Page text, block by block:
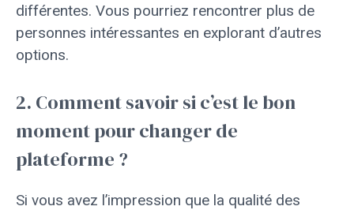
différentes. Vous pourriez rencontrer plus de
personnes intéressantes en explorant d’autres
options.
2. Comment savoir si c’est le bon
moment pour changer de
plateforme ?
Si vous avez l’impression que la qualité des